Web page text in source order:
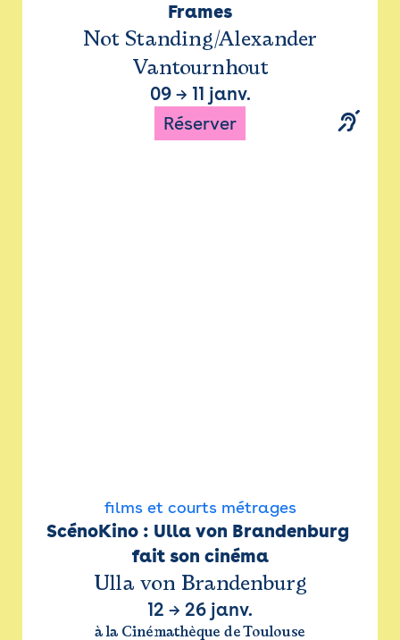
Frames
Not Standing/Alexander
Vantournhout
09→ 11 janv.
Réserver
films et courts métrages
ScénoKino : Ulla von Brandenburg
fait son cinéma
Ulla von Brandenburg
12 → 26 janv.
à la Cinémathèque de Toulouse